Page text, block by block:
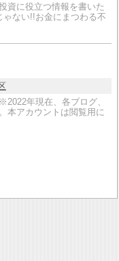
資に役立つ情報を書いた
ない!!お金にまつわる不
年現在、各ブログ、
本アカウントは閲覧用に